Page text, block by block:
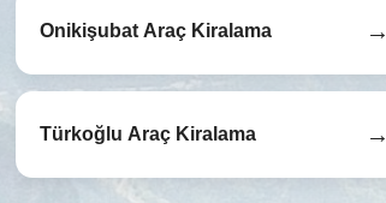
Onikişubat Araç Kiralama →
Türkoğlu Araç Kiralama →